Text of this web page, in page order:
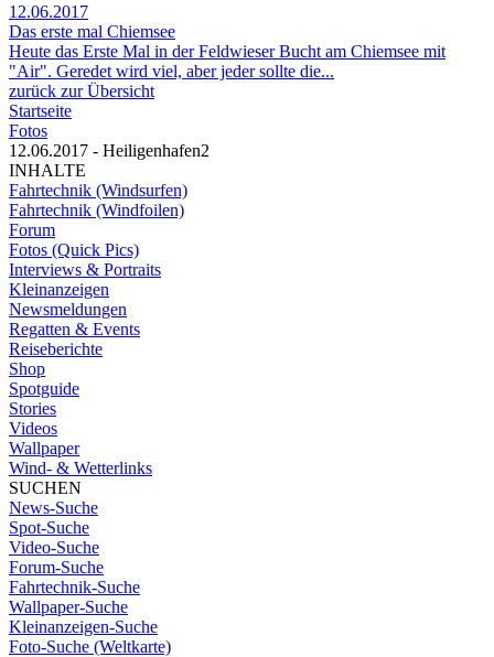
12.06.2017
Das erste mal Chiemsee
Heute das Erste Mal in der Feldwieser Bucht am Chiemsee mit
"Air". Geredet wird viel, aber jeder sollte die...
zurück zur Übersicht
Startseite
Fotos
12.06.2017 - Heiligenhafen2
INHALTE
Fahrtechnik (Windsurfen)
Fahrtechnik (Windfoilen)
Forum
Fotos (Quick Pics)
Interviews & Portraits
Kleinanzeigen
Newsmeldungen
Regatten & Events
Reiseberichte
Shop
Spotguide
Stories
Videos
Wallpaper
Wind- & Wetterlinks
SUCHEN
News-Suche
Spot-Suche
Video-Suche
Forum-Suche
Fahrtechnik-Suche
Wallpaper-Suche
Kleinanzeigen-Suche
Foto-Suche (Weltkarte)